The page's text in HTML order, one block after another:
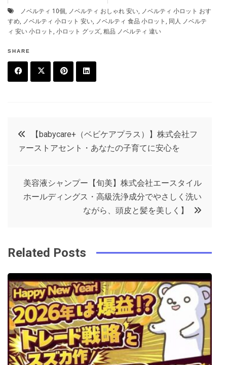
ノベルティ 10個, ノベルティ おしゃれ 安い, ノベルティ 小ロット おす
すめ, ノベルティ 小ロット 安い, ノベルティ 食品 小ロット , 同人 ノベルテ
ィ 安い 小ロット , 小ロット グッズ, 粗品 ノベルティ 違い
SHARE
t
e
投
稿
シ
ョ
ン
【babycare+（ベビケアプラス）】株式会社フ
ァーストアセント・あなたの子育てに安心を
美容液シャンプー【旬美】株式会社エースタイル
ホールディングス・高級洗浄成分でやさしく洗い
ながら、頭皮と髪を美しく】
Related Posts